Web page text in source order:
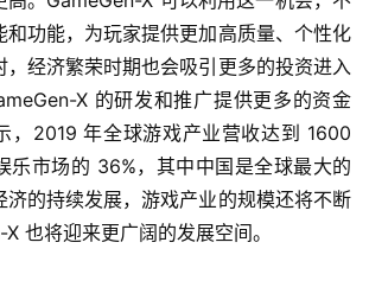
和功能，为玩家提供更加高质量、个性化
，经济繁荣时期也会吸引更多的投资进入
X 的研发和推广提供更多的资金
，2019 年全球游戏产业营收达到 1600
乐市场的 36%，其中中国是全球最大的
济的持续发展，游戏产业的规模还将不断
也将迎来更广阔的发展空间。